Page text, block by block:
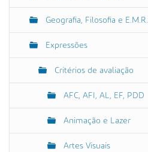
Geografia, Filosofia e E.M.R.
Expressões
Critérios de avaliação
AFC, AFI, AL, EF, PDD
Animação e Lazer
Artes Visuais